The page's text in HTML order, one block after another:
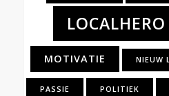
LOCALHERO
MOTIVATIE NIEUW
PASSIE POLITIEK